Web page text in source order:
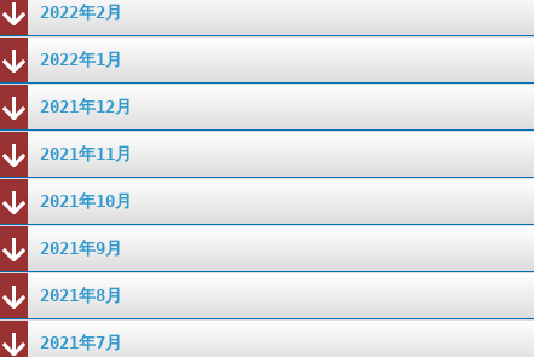
2022年2月
2022年1月
2021年12月
2021年11月
2021年10月
2021年9月
2021年8月
2021年7月